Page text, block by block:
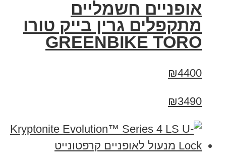
אופניים חשמליים
מתקפלים גרין בייק טורו
GREENBIKE TORO
₪4400
₪3490